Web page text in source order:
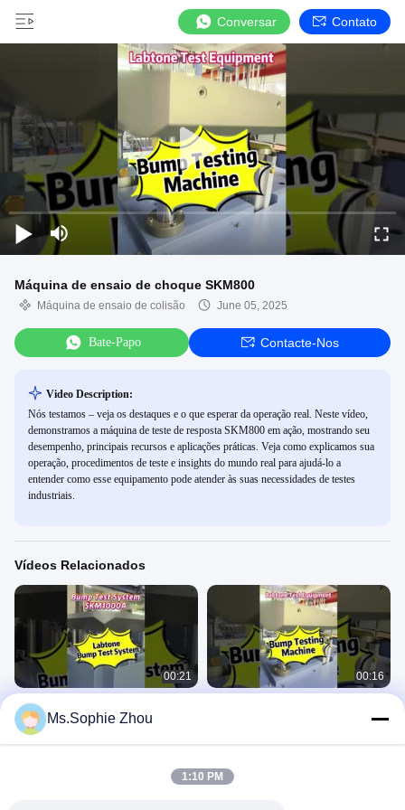
Conversar Contato
Máquina de ensaio de choque SKM800
Máquina de ensaio de colisão June 05, 2025
Bate-Papo Contacte-Nos
Video Description:
Nós testamos – veja os destaques e o que esperar da operação real. Neste vídeo,
demonstramos a máquina de teste de resposta SKM800 em ação, mostrando seu
desempenho, principais recursos e aplicações práticas. Veja como explicamos sua
operação, procedimentos de teste e insights do mundo real para ajudá-lo a
entender como esse equipamento pode atender às suas necessidades de testes
industriais.
Vídeos Relacionados
00:21
Máquina de Teste de Impacto
SKM1000 para Componentes
Eletrônicos 1000*1000mm Conforme
Máquina De Ensaio De Colisão
00:16
velocidade de carga útil de 100 kg
Ms.Sophie Zhou
1:10 PM